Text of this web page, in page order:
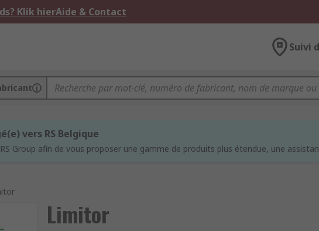
Klik hierAide & Contact
Suivi
vers RS Belgique
Group afin de vous proposer une gamme de produits plus étendue, une
Limitor